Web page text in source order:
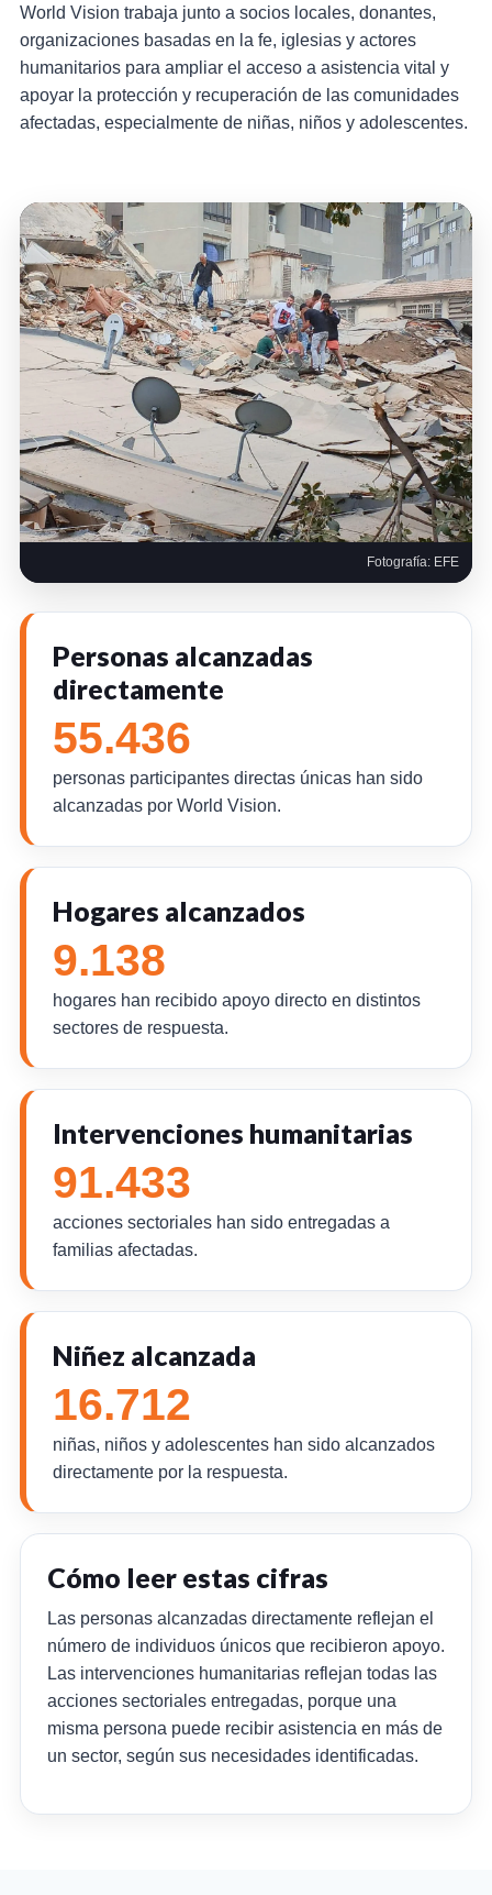
World Vision trabaja junto a socios locales, donantes,
organizaciones basadas en la fe, iglesias y actores
humanitarios para ampliar el acceso a asistencia vital y
apoyar la protección y recuperación de las comunidades
afectadas, especialmente de niñas, niños y adolescentes.
Fotografía: EFE
Personas alcanzadas
directamente
55.436
personas participantes directas únicas han sido
alcanzadas por World Vision.
Hogares alcanzados
9.138
hogares han recibido apoyo directo en distintos
sectores de respuesta.
Intervenciones humanitarias
91.433
acciones sectoriales han sido entregadas a
familias afectadas.
Niñez alcanzada
16.712
niñas, niños y adolescentes han sido alcanzados
directamente por la respuesta.
Cómo leer estas cifras
Las personas alcanzadas directamente reflejan el
número de individuos únicos que recibieron apoyo.
Las intervenciones humanitarias reflejan todas las
acciones sectoriales entregadas, porque una
misma persona puede recibir asistencia en más de
un sector, según sus necesidades identificadas.